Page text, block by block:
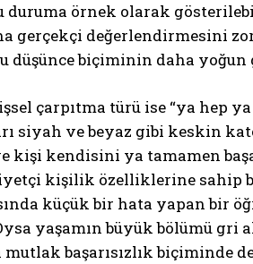
Gizlilik politikasınıokudum, onaylıyorum.
duruma örnek olarak
gerçekçi değerlendirmesini
düşünce biçiminin daha
çarpıtma türü ise “ya hep
siyah ve beyaz gibi keskin
kişi kendisini ya tamamen
kişilik özelliklerine sahip
küçük bir hata yapan bir
yaşamın büyük bölümü gri
mutlak başarısızlık biçiminde